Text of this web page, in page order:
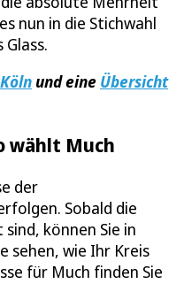
nun in die Stichwahl
und eine Übersicht
wählt Much
der
Sobald die
können Sie in
sehen, wie Ihr Kreis
für Much finden Sie